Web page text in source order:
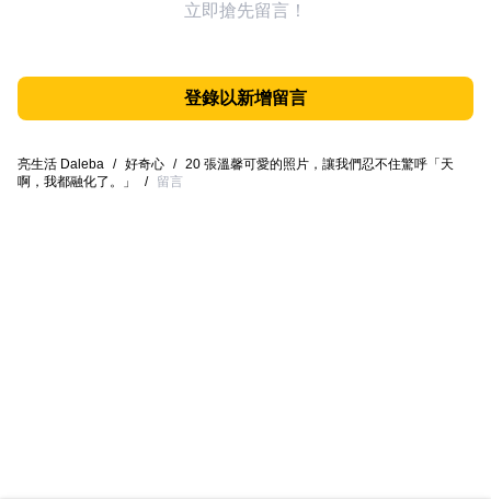
立即搶先留言！
登錄以新增留言
亮生活 Daleba / 好奇心 / 20 張溫馨可愛的照片，讓我們忍不住驚呼「天
啊，我都融化了。」
/ 留言